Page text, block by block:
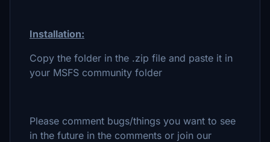
Installation:
Copy the folder in the .zip file and paste it in
your MSFS community folder
Please comment bugs/things you want to see
in the future in the comments or join our